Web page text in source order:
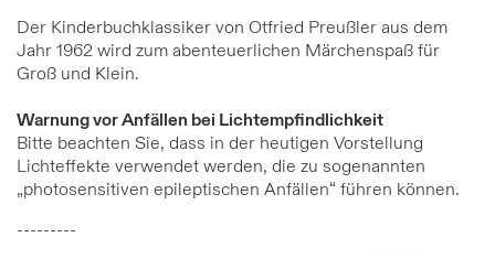
Der Kinderbuchklassiker von Otfried Preußler aus dem
Jahr 1962 wird zum abenteuerlichen Märchenspaß für
Groß und Klein.
Warnung vor Anfällen bei Lichtempfindlichkeit
Bitte beachten Sie, dass in der heutigen Vorstellung
Lichteffekte verwendet werden, die zu sogenannten
„photosensitiven epileptischen Anfällen“ führen können.
---------